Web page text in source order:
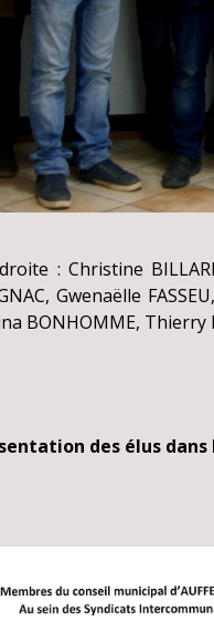
: Christine
Gwenaëlle
BONHOMME, Thierry
des élus